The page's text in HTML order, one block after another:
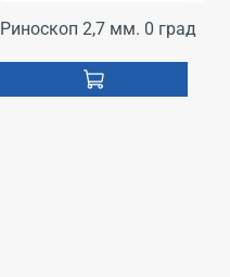
Риноскоп 2,7 мм. 0 град